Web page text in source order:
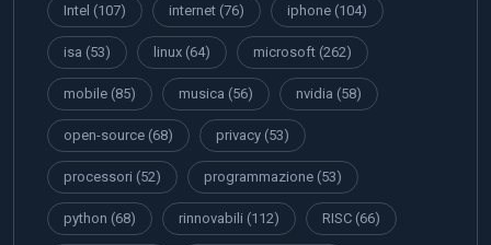
Intel (107) internet (76) iphone (104)
isa (53) linux (64) microsoft (262)
mobile (85) musica (56) nvidia (58)
open-source (68) privacy (53)
processori (52) programmazione (53)
python (68) rinnovabili (112) RISC (66)